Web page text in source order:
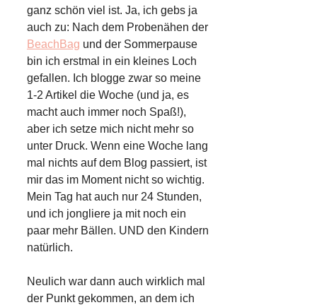
ganz schön viel ist. Ja, ich gebs ja
auch zu: Nach dem Probenähen der
BeachBag und der Sommerpause
bin ich erstmal in ein kleines Loch
gefallen. Ich blogge zwar so meine
1-2 Artikel die Woche (und ja, es
macht auch immer noch Spaß!),
aber ich setze mich nicht mehr so
unter Druck. Wenn eine Woche lang
mal nichts auf dem Blog passiert, ist
mir das im Moment nicht so wichtig.
Mein Tag hat auch nur 24 Stunden,
und ich jongliere ja mit noch ein
paar mehr Bällen. UND den Kindern
natürlich.
Neulich war dann auch wirklich mal
der Punkt gekommen, an dem ich